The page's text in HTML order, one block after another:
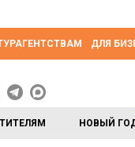
ДЛЯ
НОВЫЙ